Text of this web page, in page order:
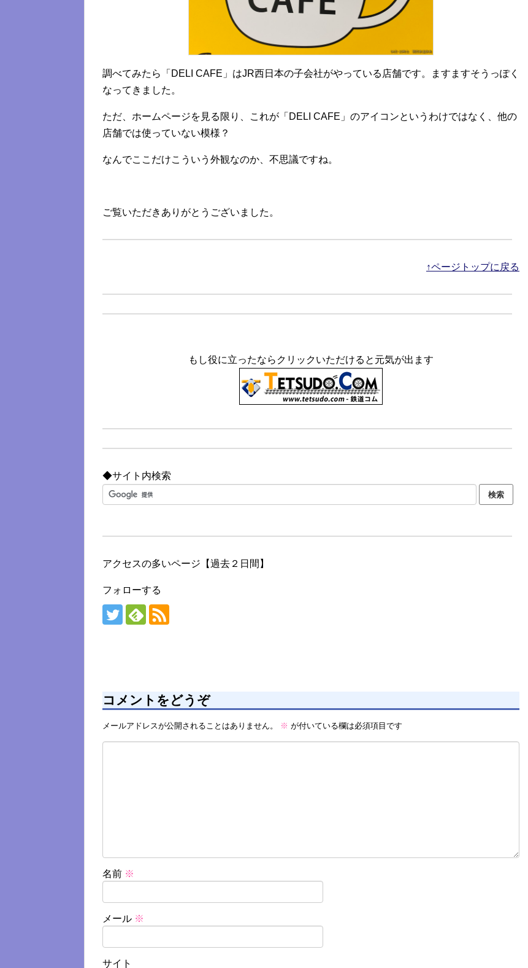
調べてみたら「DELI CAFE」はJR西日本の子会社がやっている店舗です。ますますそうっぽく
なってきました。
ただ、ホームページを見る限り、これが「DELI CAFE」のアイコンというわけではなく、他の
店舗では使っていない模様？
なんでここだけこういう外観なのか、不思議ですね。
ご覧いただきありがとうございました。
↑ページトップに戻る
もし役に立ったならクリックいただけると元気が出ます
◆サイト内検索
アクセスの多いページ【過去２日間】
フォローする
コメントをどうぞ
メールアドレスが公開されることはありません。 ※ が付いている欄は必須項目です
名前 ※
メール ※
サイト